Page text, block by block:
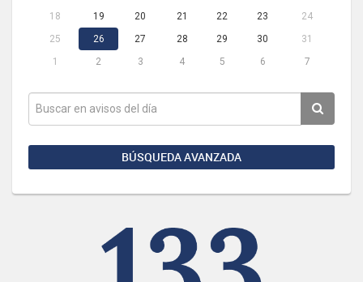
18
19 20 21 22 23
24
25
26 27 28 29 30
31
1
2 3 4 5 6 7
BÚSQUEDA AVANZADA